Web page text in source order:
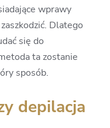
wprawy
Dlatego
się do
ta zostanie
sposób.
depilacja